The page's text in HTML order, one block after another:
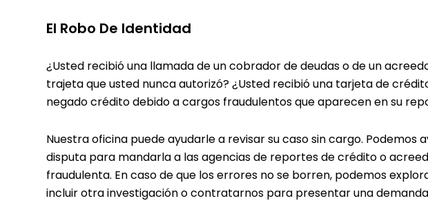
El Robo De Identidad
¿Usted recibió una llamada de un cobrador de deudas o de un
trajeta que usted nunca autorizó? ¿Usted recibió una tarjeta de
negado crédito debido a cargos fraudulentos que aparecen en su
Nuestra oficina puede ayudarle a revisar su caso sin cargo.
disputa para mandarla a las agencias de reportes de crédito o
fraudulenta. En caso de que los errores no se borren, podemos
incluir otra investigación o contratarnos para presentar una